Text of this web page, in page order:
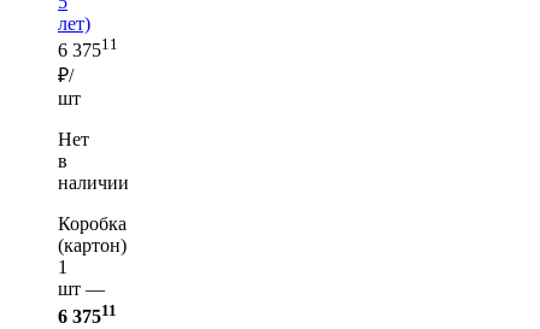
лет)
6 37511
₽/
шт
Нет
в
наличии
Коробка
(картон)
1
шт —
6 37511